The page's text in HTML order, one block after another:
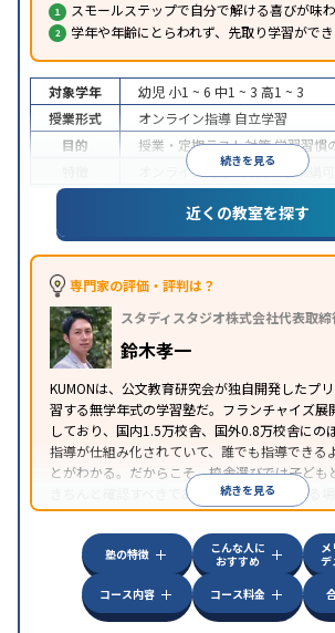
スモールステップで自分で解ける喜びが味
学年や年齢にとらわれず、先取り学習ができ
続きを見る
対象学年 幼児 小1 ~ 6 中1 ~ 3 高1 ~ 3
授業形式
オンライン指導 自立学習
目的
授業・定期テスト対策学習習慣
オンライン対応1科目から受講可
近くの教室を探す
専門家の評価・評判は？
スタディスタジオ株式会社代表取締
鈴木孝一
KUMONは、公文教育研究会が独自開発したプ
習する無学年式の学習塾だ。フランチャイズ展
しており、国内1.5万校舎、国外0.8万校舎にの
指導が仕組み化されていて、誰でも指導できる
とがわかる。だからこそ、校舎選びでは子ども
きちんと確認すべきである。近所に2校舎ある
方見学してみることをオススメする。
続きを見る
塾の特徴
こんな人に
おすすめ
メ
デ
コース内容
コース料金